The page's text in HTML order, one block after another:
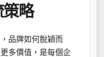
略
品牌如何脫穎而
多價值，是每個企